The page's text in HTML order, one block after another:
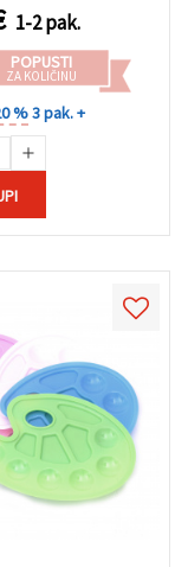
1-2 pak.
POPUSTI
ZA KOLIČINU
%3 pak. +